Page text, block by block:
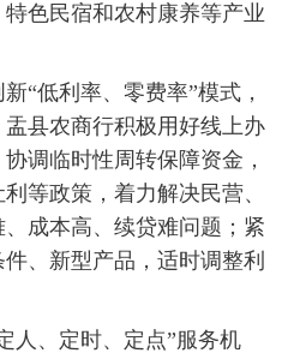
色民宿和农村康养等产业
低利率、零费率”模式，
县农商行积极用好线上办
调临时性周转保障资金，
等政策，着力解决民营、
成本高、续贷难问题；紧
、新型产品，适时调整利
、定时、定点”服务机